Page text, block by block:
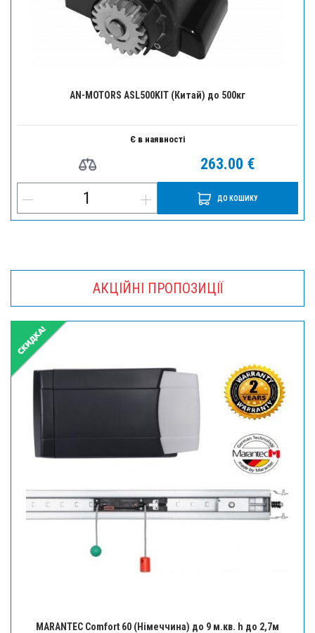
AN-MOTORS ASL500KIT (Китай) до 500кг
Є в наявності
263.00 €
ДО КОШИКУ
АКЦІЙНІ ПРОПОЗИЦІЇ
MARANTEC Comfort 60 (Німеччина) до 9 м.кв. h до 2,7м